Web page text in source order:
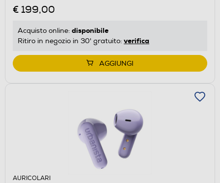
€ 199,00
Acquisto online: disponibile
Ritiro in negozio in 30' gratuito: verifica
AGGIUNGI
AURICOLARI